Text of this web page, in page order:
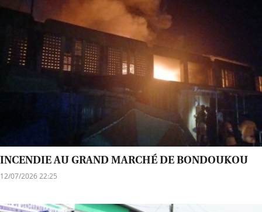
INCENDIE AU GRAND MARCHÉ DE BONDOUKOU
12/07/2026 22:25